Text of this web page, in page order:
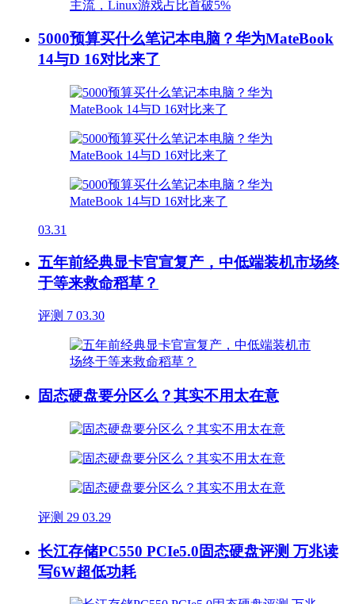
5000预算买什么笔记本电脑？华为MateBook
14与D 16对比来了
03.31
五年前经典显卡官宣复产，中低端装机市场终
于等来救命稻草？
评测 7 03.30
固态硬盘要分区么？其实不用太在意
评测 29 03.29
长江存储PC550 PCIe5.0固态硬盘评测 万兆读
写6W超低功耗